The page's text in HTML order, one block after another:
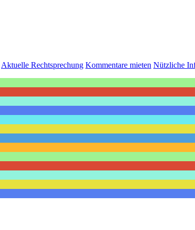
Aktuelle Rechtsprechung Kommentare mieten Nützliche